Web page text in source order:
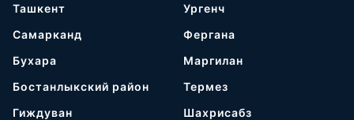
Ташкент
Самарканд
Бухара
Бостанлыкский район
Гиждуван
Ургенч
Фергана
Маргилан
Термез
Шахрисабз